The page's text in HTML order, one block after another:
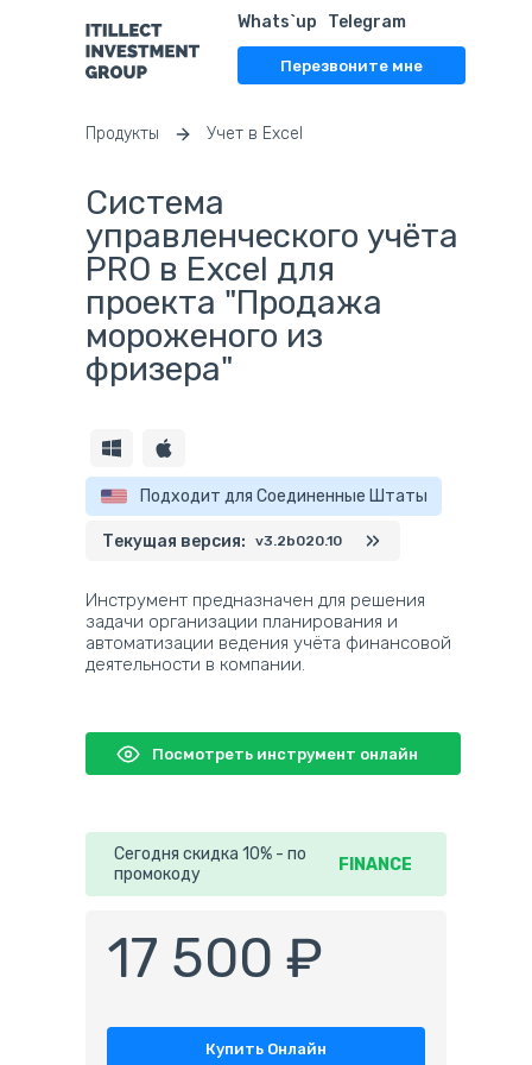
Whats`up Telegram
Перезвоните мне
Продукты Учет в Excel
Система
управленческого учёта
PRO в Excel для
проекта "Продажа
мороженого из
фризера"
Подходит для Соединенные Штаты
Текущая версия: v3.2b020.10
Инструмент предназначен для решения
задачи организации планирования и
автоматизации ведения учёта финансовой
деятельности в компании.
Посмотреть инструмент онлайн
Сегодня скидка 10% - по
промокоду
FINANCE
17 500 ₽
Купить Онлайн